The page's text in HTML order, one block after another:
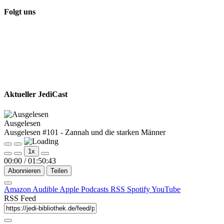
Folgt uns
Aktueller JediCast
Ausgelesen
Ausgelesen #101 - Zannah und die starken Männer
Play
Episode
Pause
Episode
1x
00:00 / 01:50:43
Abonnieren Teilen
Amazon Audible Apple Podcasts RSS SpotifyYouTube
RSS Feed